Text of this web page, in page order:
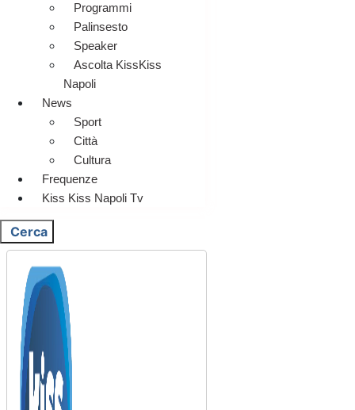
Programmi
Palinsesto
Speaker
Ascolta KissKiss
Napoli
News
Sport
Città
Cultura
Frequenze
Kiss Kiss Napoli Tv
Cerca